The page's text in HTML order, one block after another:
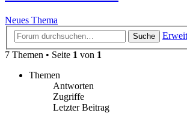
Neues Thema
Suche
7 Themen • Seite 1 von 1
Themen
Antworten
Zugriffe
Letzter Beitrag